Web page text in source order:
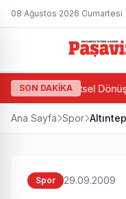
08 Ağustos 2026 Cumartesi
SON DAKİKA
Bazlı Kentsel
Ana Sayfa Spor
Spor 29.09.2009